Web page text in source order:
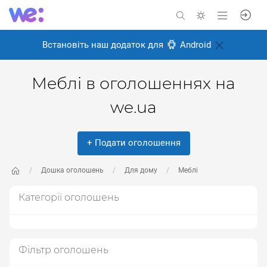
Встановіть наш додаток для Android
Меблі в оголошеннях на
we.ua
+ Подати оголошення
Дошка оголошень Для дому Меблі
Категорії оголошень
Фільтр оголошень